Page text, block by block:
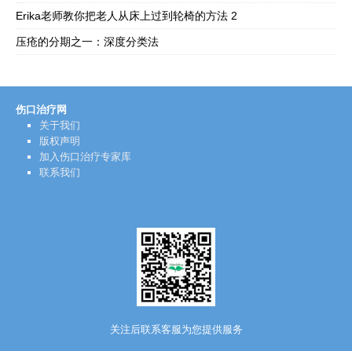
Erika老师教你把老人从床上过到轮椅的方法 2
压疮的分期之一：深度分类法
伤口治疗网
关于我们
版权声明
加入伤口治疗专家库
联系我们
关注后联系客服为您提供服务